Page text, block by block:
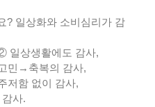
? 일상화와 소비심리가 감
일상생활에도 감사,
민 → 축복의 감사,
저함 없이 감사,
감사.